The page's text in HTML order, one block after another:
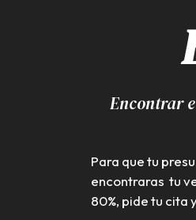
Encontrar
Para que tu
encontraras tu
80%, pide tu cita